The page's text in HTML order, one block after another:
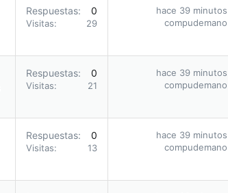
Respuestas 0
Visitas 29
hace 39 minutos
compudemano
Respuestas 0
Visitas 21
hace 39 minutos
compudemano
Respuestas 0
Visitas 13
hace 39 minutos
compudemano